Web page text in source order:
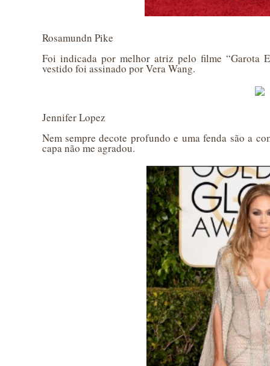
Rosamundn Pike
Foi indicada por melhor atriz pelo filme “Garota
vestido foi assinado por Vera Wang.
Jennifer Lopez
Nem sempre decote profundo e uma fenda são a
capa não me agradou.